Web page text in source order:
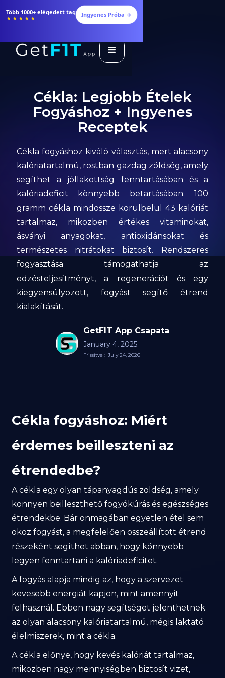
Több 1000+ elégedett tag
★★★★★ Ingyenes Próba →
Cékla: Legjobb Ételek
Fogyáshoz + Ingyenes
Receptek
Cékla fogyáshoz kiváló választás, mert alacsony
kalóriatartalmú, rostban gazdag zöldség, amely
segíthet a jóllakottság fenntartásában és a
kalóriadeficit könnyebb betartásában. 100
gramm cékla mindössze körülbelül 43 kalóriát
tartalmaz, miközben értékes vitaminokat,
ásványi anyagokat, antioxidánsokat és
természetes nitrátokat biztosít. Rendszeres
fogyasztása támogathatja az
edzésteljesítményt, a regenerációt és egy
kiegyensúlyozott, fogyást segítő étrend
kialakítását.
GetFIT App Csapata
January 4, 2025
Frissítve : July 24, 2026
Cékla fogyáshoz: Miért
érdemes beilleszteni az
étrendedbe?
A cékla egy olyan tápanyagdús zöldség, amely
könnyen beilleszthető fogyókúrás és egészséges
étrendekbe. Bár önmagában egyetlen étel sem
okoz fogyást, a megfelelően összeállított étrend
részeként segíthet abban, hogy könnyebb
legyen fenntartani a kalóriadeficitet.
A fogyás alapja mindig az, hogy a szervezet
kevesebb energiát kapjon, mint amennyit
felhasznál. Ebben nagy segítséget jelenthetnek
az olyan alacsony kalóriatartalmú, mégis laktató
élelmiszerek, mint a cékla.
A cékla előnye, hogy kevés kalóriát tartalmaz,
miközben nagy mennyiségben biztosít vizet,